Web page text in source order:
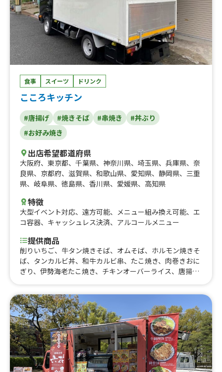
食事 スイーツ ドリンク
こころキッチン
#唐揚げ #焼きそば #串焼き
#丼ぶり
#お好み焼き
出店希望都道府県
大阪府、 東京都、 千葉県、 神奈川県、 埼玉県、 兵庫県、 奈
良県、 京都府、 滋賀県、 和歌山県、 愛知県、 静岡県、 三重
県、 岐阜県、 徳島県、 香川県、 愛媛県、 高知県
特徴
大型イベント対応、 遠方可能、 メニュー組み換え可能、 エ
コ容器、 キャッシュレス決済、 アルコールメニュー
提供商品
削りいちご、牛タン焼きそば、オムそば、ホルモン焼きそ
ば、タンカルビ丼、和牛カルビ串、たこ焼き、肉巻きおに
ぎり、伊勢海老たこ焼き、チキンオーバーライス、唐揚げ
分中津唐揚げ、ロングポテト、北海道チーズボール、フラ
ンクフルト、焼き牡蠣 蒸し牡蠣、焼きそば、牛串、かき
氷、ソフトクリーム